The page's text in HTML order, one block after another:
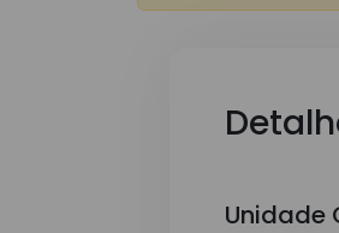
Unidade